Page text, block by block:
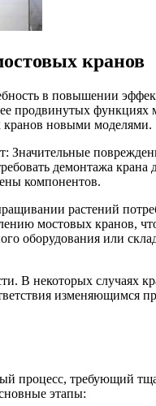
кранов
в повышении
продвинутых функциях
кранов новыми моделями.
Значительные
демонтажа крана
компонентов.
растений
мостовых кранов,
оборудования или
В некоторых случаях
изменяющимся
процесс, требующий
этапы: